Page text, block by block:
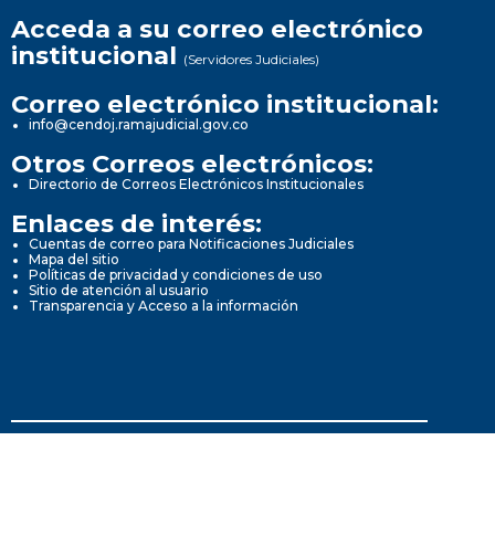
Acceda a su correo electrónico
institucional (Servidores Judiciales)
Correo electrónico institucional:
info@cendoj.ramajudicial.gov.co
Otros Correos electrónicos:
Directorio de Correos Electrónicos Institucionales
Enlaces de interés:
Cuentas de correo para Notificaciones Judiciales
Mapa del sitio
Políticas de privacidad y condiciones de uso
Sitio de atención al usuario
Transparencia y Acceso a la información